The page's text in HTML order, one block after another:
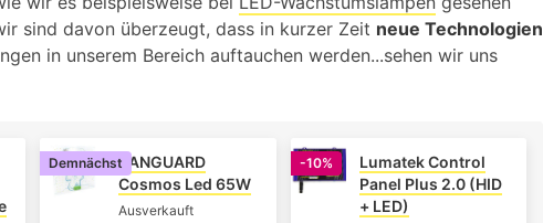
sind davon überzeugt, dass in kurzer Zeit neue Technologien
in unserem Bereich auftauchen werden...sehen wir uns
DemnächstVANGUARD
Cosmos Led 65W
Ausverkauft
-10%
Lumatek Control
Panel Plus 2.0 (HID
+ LED)